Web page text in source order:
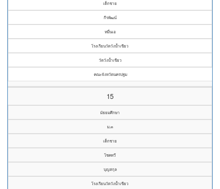
เด็กชาย
กีรพัฒน์
หมื่นเอ
โรงเรียนวัดวังน้ำเขียว
วัดวังน้ำเขียว
คณะจังหวัดนครปฐม
15
มัธยมศึกษา
ม.๓
เด็กชาย
โชคทวี
บุญสกุล
โรงเรียนวัดวังน้ำเขียว